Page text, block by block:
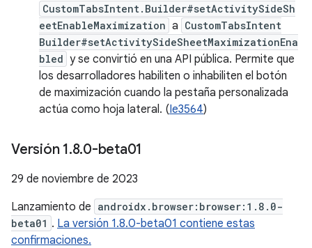
CustomTabsIntent.Builder#setActivitySideSh
eetEnableMaximization a CustomTabsIntent
Builder#setActivitySideSheetMaximizationEna
bled y se convirtió en una API pública. Permite que
los desarrolladores habiliten o inhabiliten el botón
de maximización cuando la pestaña personalizada
actúa como hoja lateral. (Ie3564)
Versión 1.8.0-beta01
29 de noviembre de 2023
Lanzamiento de androidx.browser:browser:1.8.0-
beta01 . La versión 1.8.0-beta01 contiene estas
confirmaciones.